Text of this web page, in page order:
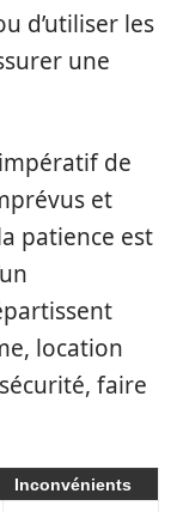
d’utiliser les
une
de
et
patience est
location
faire
Inconvénients